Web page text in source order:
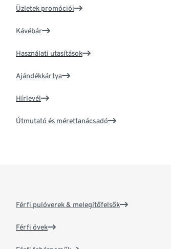
Üzletek promóciói
Kávébár
Használati utasítások
Ajándékkártya
Hírlevél
Útmutató és mérettanácsadó
Férfi pulóverek & melegítőfelsők
Férfi övek